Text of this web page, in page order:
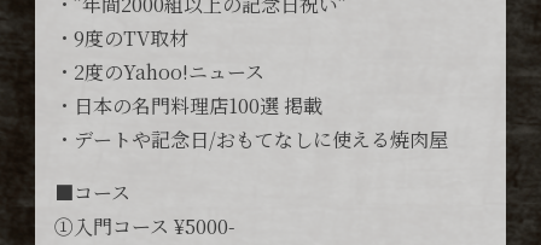
・9度のTV取材
・2度のYahoo!ニュース
・日本の名門料理店100選 掲載
・デートや記念日/おもてなしに使える焼肉屋
■コース
①入門コース ¥5000-